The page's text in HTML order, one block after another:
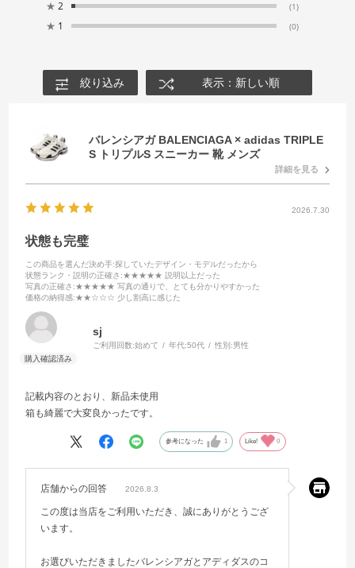
★ 2 (1)
★ 1 (0)
絞り込み 表示：新しい順
バレンシアガ BALENCIAGA × adidas TRIPLE
S トリプルS スニーカー 靴 メンズ
詳細を見る
2026.7.30
状態も完璧
この商品を選んだ決め手:探していたデザイン・モデルだったから
状態ランク・説明の正確さ :★★★★★ 説明以上だった
写真の正確さ :★★★★★ 写真の通りで、とても分かりやすかった
価格の納得感:★★☆☆☆ 少し割高に感じた
sj
ご利用回数:始めて 年代:50代 性別:男性
記載内容のとおり、新品未使用
箱も綺麗で大変良かったです。
参考になった 1 Like! 0
店舗からの回答 2026.8.3
この度は当店をご利用いただき、誠にありがとうござ
います。
お選びいただきましたバレンシアガとアディダスのコ